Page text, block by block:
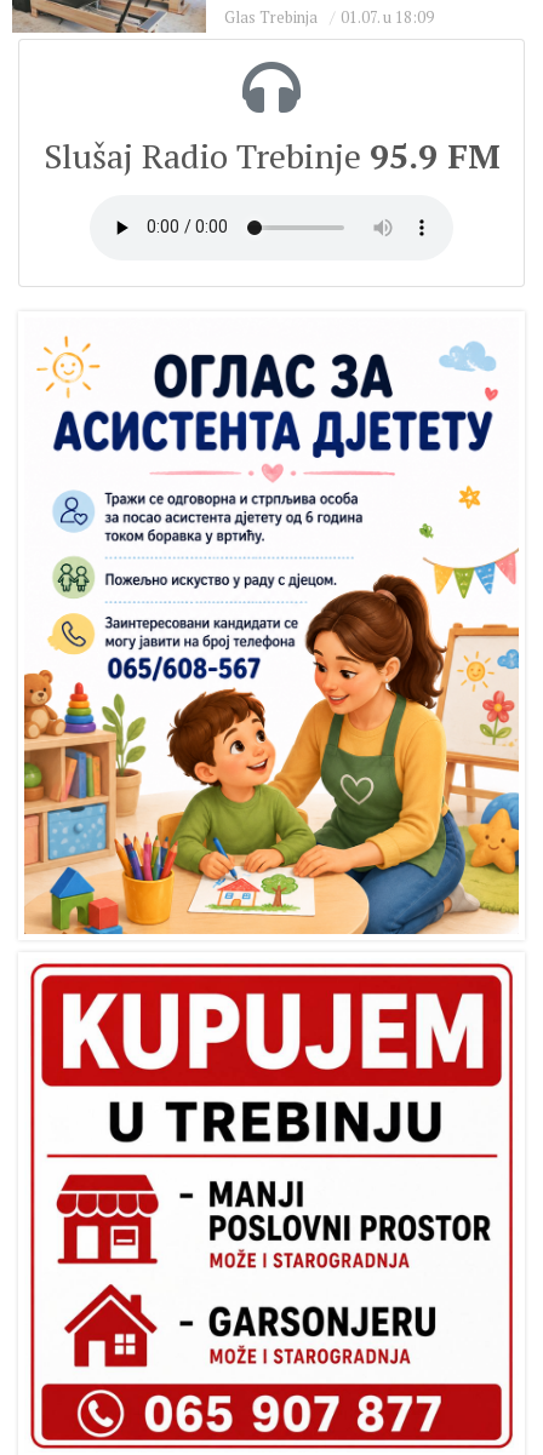
Glas Trebinja 01.07. u 18:09
Slušaj Radio Trebinje 95.9 FM